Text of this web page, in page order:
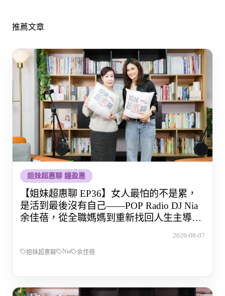
推薦文章
姐妹超惠聊 鐘盈惠
【姐妹超惠聊 EP36】女人最怕的不是累，
是活到最後沒有自己——POP Radio DJ Nia
余佳蓓，從全職媽媽到重新找回人生主導權
2026-08-07
姐妹超惠聊 Nia 余佳蓓